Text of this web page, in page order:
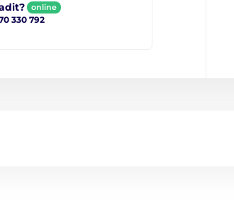
online
330 792